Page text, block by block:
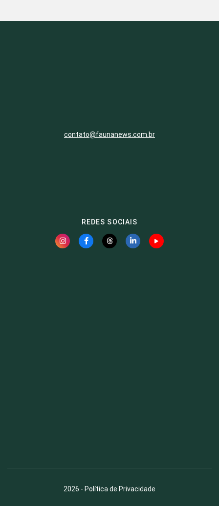
contato@faunanews.com.br
REDES SOCIAIS
2026 - Política de Privacidade